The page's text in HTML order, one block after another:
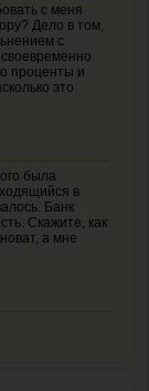
с меня
Дело в том,
с
проценты и
это
была
в
Банк
Скажите, как
а мне